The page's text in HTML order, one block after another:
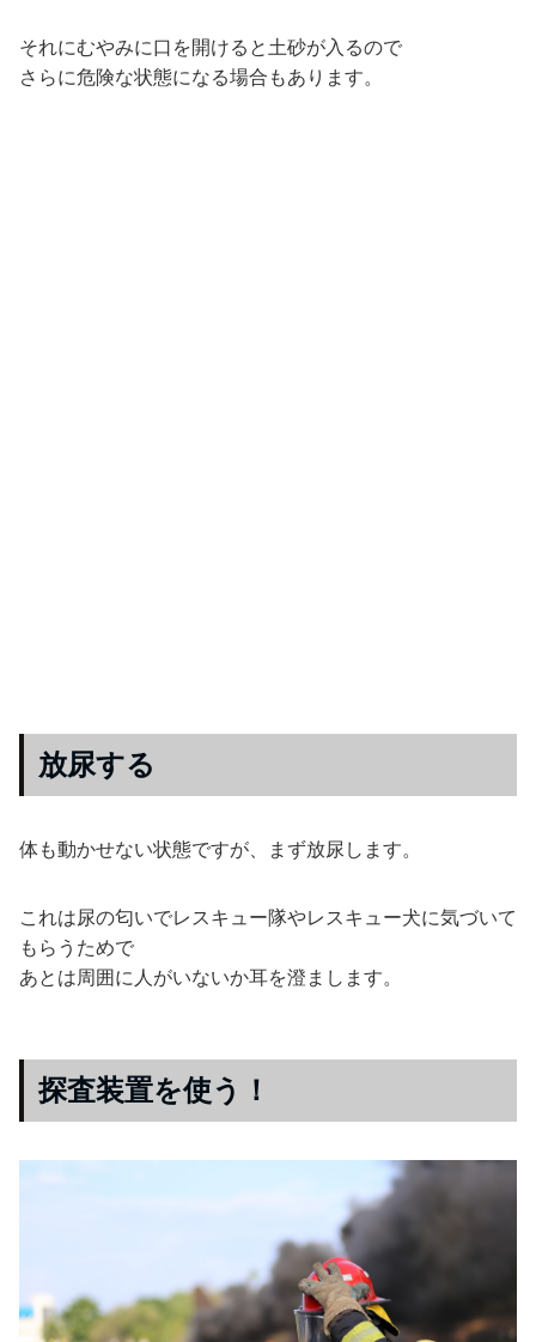
それにむやみに口を開けると土砂が入るので
さらに危険な状態になる場合もあります。
放尿する
体も動かせない状態ですが、まず放尿します。
これは尿の匂いでレスキュー隊やレスキュー犬に気づいて
もらうためで
あとは周囲に人がいないか耳を澄まします。
探査装置を使う！